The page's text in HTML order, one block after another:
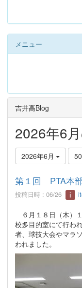
メニュー
吉井高Blog
2026年6
2026年6月
第１回 PTA本
投稿日時 : 06/26
６月１８日（木）
校多目的室にて行わ
者、球技大会やマラ
われました。